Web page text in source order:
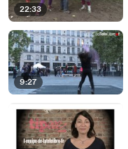
22:33
9:27